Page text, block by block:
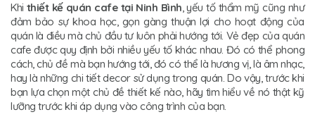
Khi thiết kế quán cafe tại Ninh Bình, yếu tố thẩm mỹ cũng như
đảm bảo sự khoa học, gọn gàng thuận lợi cho hoạt động của
quán là điều mà chủ đầu tư luôn phải hướng tới. Vẻ đẹp của quán
cafe được quy định bởi nhiều yếu tố khác nhau. Đó có thể phong
cách, chủ đề mà bạn hướng tới, đó có thể là hương vị, là âm nhạc,
hay là những chi tiết decor sử dụng trong quán. Do vậy, trước khi
bạn lựa chọn một chủ đề thiết kế nào, hãy tìm hiểu về nó thật kỹ
lưỡng trước khi áp dụng vào công trình của bạn.